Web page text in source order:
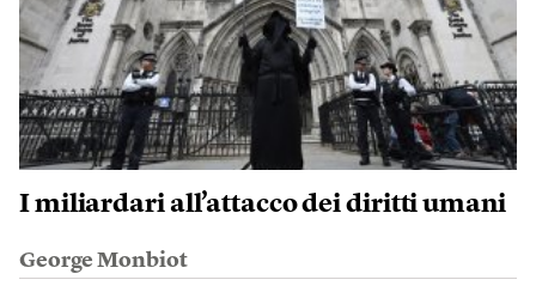
I miliardari all’attacco dei diritti umani
George Monbiot